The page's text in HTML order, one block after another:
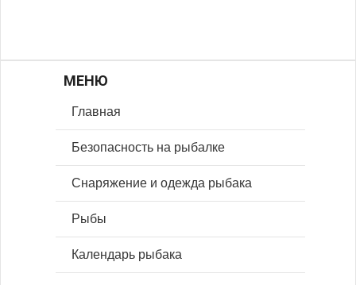
МЕНЮ
Главная
Безопасность на рыбалке
Снаряжение и одежда рыбака
Рыбы
Календарь рыбака